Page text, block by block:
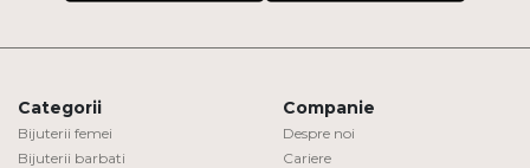
Categorii
Bijuterii femei
Bijuterii barbati
Companie
Despre noi
Cariere